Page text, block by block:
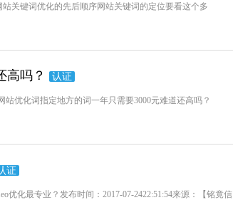
关键词优化的先后顺序网站关键词的定位要看这个多
高吗？ 认证
优化词指定地方的词一年只需要3000元难道还高吗？
证
优化最专业？发布时间：2017-07-2422:51:54来源：【铭竟信